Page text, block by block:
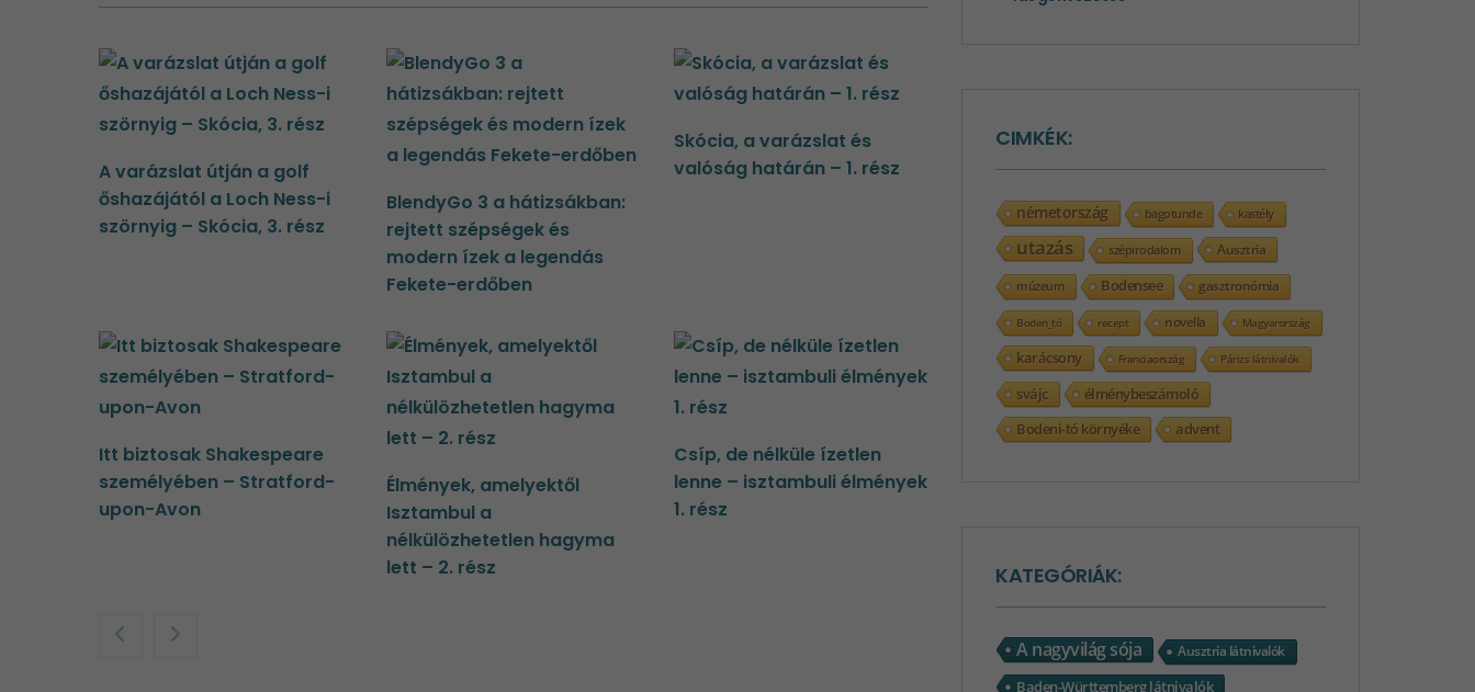
A varázslat útján a golf
őshazájától a Loch Ness-i
szörnyig – Skócia, 3. rész
BlendyGo 3 a hátizsákban:
rejtett szépségek és
modern ízek a legendás
Fekete-erdőben
Skócia, a varázslat és
valóság határán – 1. rész
Itt biztosak Shakespeare
személyében – Stratford-
upon-Avon
Élmények, amelyektől
Isztambul a
nélkülözhetetlen hagyma
lett – 2. rész
Csíp, de nélküle ízetlen
lenne – isztambuli élmények
1. rész
CIMKÉK:
németország bagotunde kastély
utazás szépirodalom Ausztria
múzeum Bodensee gasztronómia
Boden_tó recept novella Magyarország
karácsony Franciaország Párizs látnivalók
svájc
élménybeszámoló
Bodeni-tó környéke
advent
KATEGÓRIÁK:
A nagyvilág sója Ausztria látnivalók
Baden-Württemberg látnivalók